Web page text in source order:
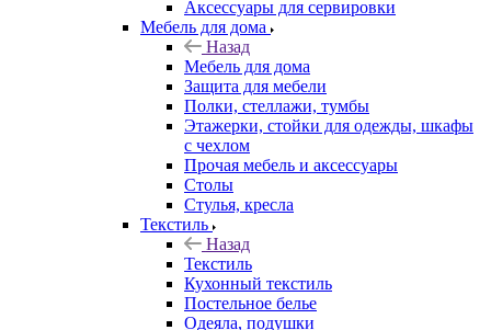
Аксессуары для сервировки
Мебель для дома
Назад
Мебель для дома
Защита для мебели
Полки, стеллажи, тумбы
Этажерки, стойки для одежды, шкафы
с чехлом
Прочая мебель и аксессуары
Столы
Стулья, кресла
Текстиль
Назад
Текстиль
Кухонный текстиль
Постельное белье
Одеяла, подушки